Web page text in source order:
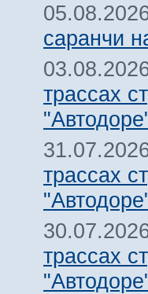
саранчи
трассах
трассах
трассах